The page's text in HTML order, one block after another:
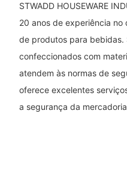
STWADD HOUSEWARE
20 anos de experiência
de produtos para bebidas.
confeccionados com
atendem às normas de
oferece excelentes
a segurança da